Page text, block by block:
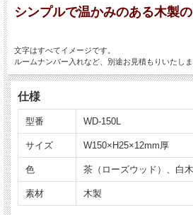
シンプルで温かみのある木製
文字はすべてイメージです。
ルームナンバー入れなど、別途お見積もりいたし
仕様
型番 WD-150L
サイズ W150×H25×12mm厚
色 茶（ローズウッド）、白木
素材 木製